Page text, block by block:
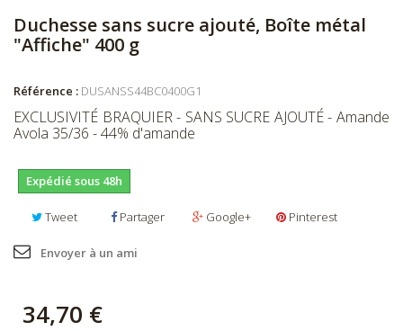
Duchesse sans sucre ajouté, Boîte métal
"Affiche" 400 g
Référence : DUSANSS44BC0400G1
EXCLUSIVITÉ BRAQUIER - SANS SUCRE AJOUTÉ - Amande
Avola 35/36 - 44% d'amande
Expédié sous 48h
Tweet Partager Google+ Pinterest
Envoyer à un ami
34,70 €